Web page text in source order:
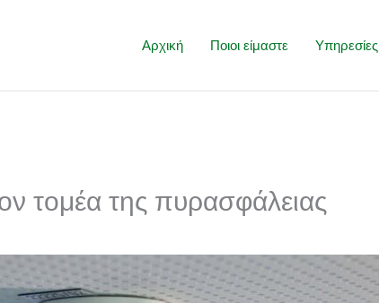
Αρχική Ποιοι είμαστε Υπηρεσίες
τομέα της πυρασφάλειας